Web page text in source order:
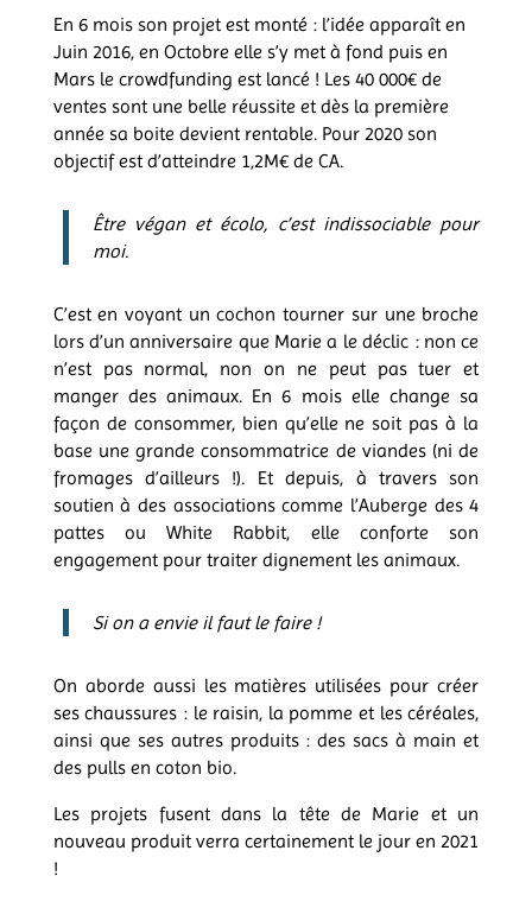
En 6 mois son projet est monté : l’idée apparaît en
Juin 2016, en Octobre elle s’y met à fond puis en
Mars le crowdfunding est lancé ! Les 40 000€ de
ventes sont une belle réussite et dès la première
année sa boite devient rentable. Pour 2020 son
objectif est d’atteindre 1,2M€ de CA.
Être végan et écolo, c’est indissociable pour
moi.
C’est en voyant un cochon tourner sur une broche
lors d’un anniversaire que Marie a le déclic : non ce
n’est pas normal, non on ne peut pas tuer et
manger des animaux. En 6 mois elle change sa
façon de consommer, bien qu’elle ne soit pas à la
base une grande consommatrice de viandes (ni de
fromages d’ailleurs !). Et depuis, à travers son
soutien à des associations comme l’Auberge des 4
pattes ou White Rabbit, elle conforte son
engagement pour traiter dignement les animaux.
Si on a envie il faut le faire !
On aborde aussi les matières utilisées pour créer
ses chaussures : le raisin, la pomme et les céréales,
ainsi que ses autres produits : des sacs à main et
des pulls en coton bio.
Les projets fusent dans la tête de Marie et un
nouveau produit verra certainement le jour en 2021
!